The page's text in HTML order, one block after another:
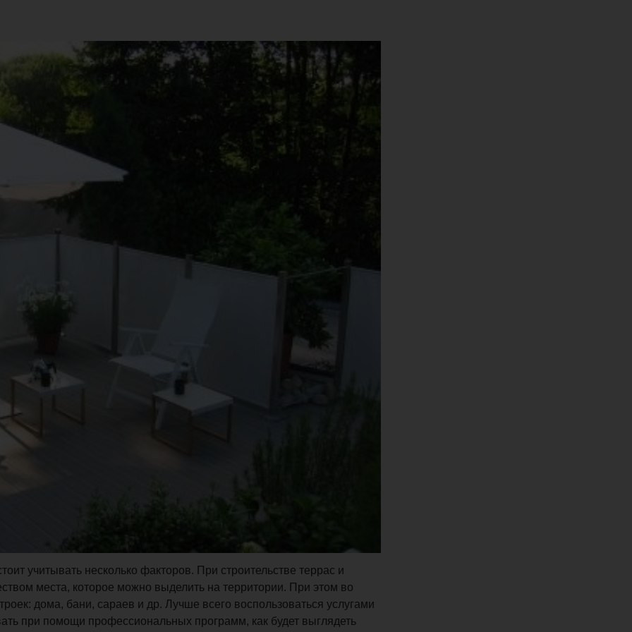
учитывать несколько факторов. При строительстве террас и
места, которое можно выделить на территории. При этом во
дома, бани, сараев и др. Лучше всего воспользоваться услугами
при помощи профессиональных программ, как будет выглядеть